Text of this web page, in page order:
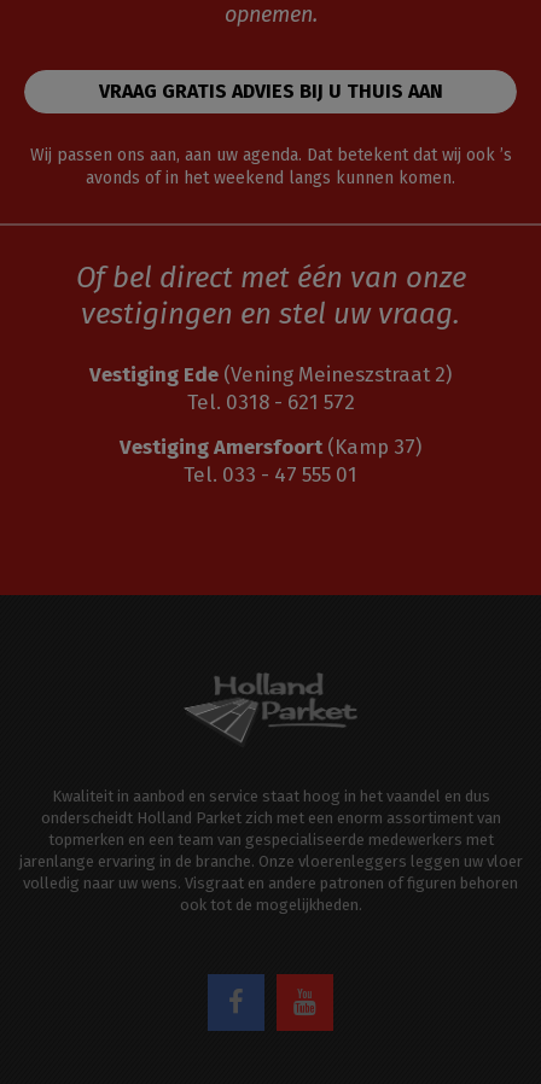
opnemen.
VRAAG GRATIS ADVIES BIJ U THUIS AAN
Wij passen ons aan, aan uw agenda. Dat betekent dat wij ook ’s
avonds of in het weekend langs kunnen komen.
Of bel direct met één van onze
vestigingen en stel uw vraag.
Vestiging Ede (Vening Meineszstraat 2)
Tel. 0318 - 621 572
Vestiging Amersfoort (Kamp 37)
Tel. 033 - 47 555 01
Kwaliteit in aanbod en service staat hoog in het vaandel en dus
onderscheidt Holland Parket zich met een enorm assortiment van
topmerken en een team van gespecialiseerde medewerkers met
jarenlange ervaring in de branche. Onze vloerenleggers leggen uw vloer
volledig naar uw wens. Visgraat en andere patronen of figuren behoren
ook tot de mogelijkheden.